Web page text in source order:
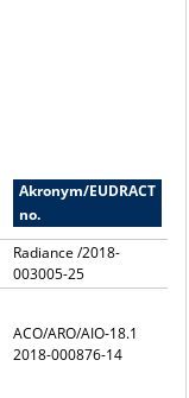
Akronym/EUDRACT
no.
Radiance /2018-
003005-25
ACO/ARO/AIO-18.1
2018-000876-14